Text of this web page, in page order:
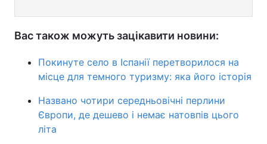
Вас також можуть зацікавити новини:
Покинуте село в Іспанії перетворилося на
місце для темного туризму: яка його історія
Названо чотири середньовічні перлини
Європи, де дешево і немає натовпів цього
літа